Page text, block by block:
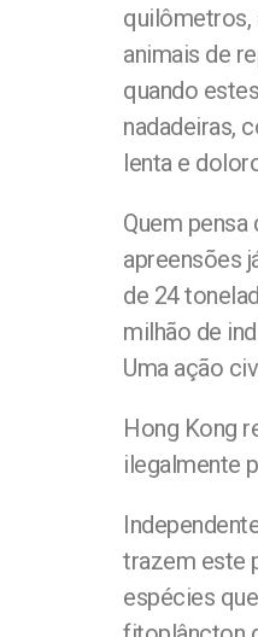
quilômetros,
animais de
quando
nadadeiras,
lenta e
Quem
apreensões
de 24
milhão de
Uma ação
Hong Kong
ilegalmente
trazem este
espécies